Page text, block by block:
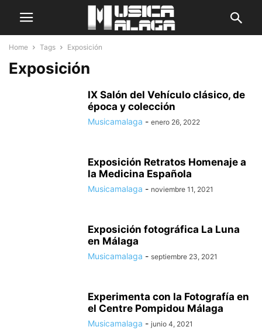
Home Tags Exposición
Exposición
IX Salón del Vehículo clásico, de
época y colección
Musicamalaga - enero 26, 2022
Exposición Retratos Homenaje a
la Medicina Española
Musicamalaga - noviembre 11, 2021
Exposición fotográfica La Luna
en Málaga
Musicamalaga - septiembre 23, 2021
Experimenta con la Fotografía en
el Centre Pompidou Málaga
Musicamalaga - junio 4, 2021